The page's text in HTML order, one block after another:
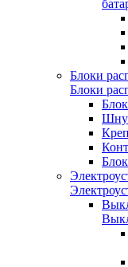
Блоки
Блоки